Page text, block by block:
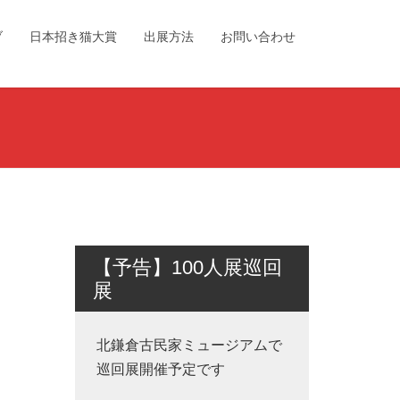
日本招き猫大賞 出展方法 お問い合わせ
【予告】100人展巡回
展
北鎌倉古民家ミュージアムで
巡回展開催予定です